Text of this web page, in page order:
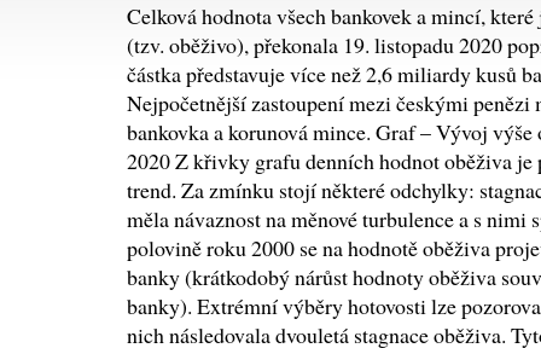
Celková hodnota všech bankovek a mincí,
(tzv. oběživo), překonala 19. listopadu 2020
částka představuje více než 2,6 miliardy kusů
Nejpočetnější zastoupení mezi českými
bankovka a korunová mince. Graf – Vývoj výše
2020 Z křivky grafu denních hodnot oběživa
trend. Za zmínku stojí některé odchylky:
měla návaznost na měnové turbulence a s nimi
polovině roku 2000 se na hodnotě oběživa
banky (krátkodobý nárůst hodnoty oběživa
banky). Extrémní výběry hotovosti lze
nich následovala dvouletá stagnace oběživa.